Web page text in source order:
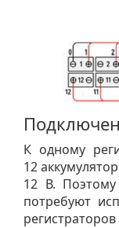
К одному
12
12 В. Поэтому
потребуют
регистраторов